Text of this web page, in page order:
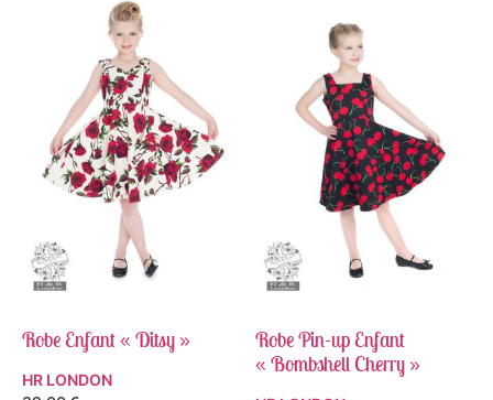
Robe Enfant « Ditsy »
HR LONDON
Robe Pin-up Enfant
« Bombshell Cherry »